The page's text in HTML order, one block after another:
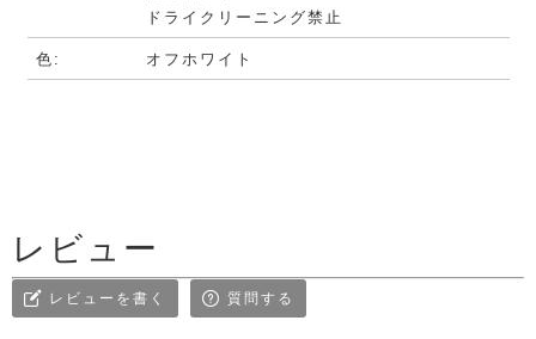
ドライクリーニング禁止
色: オフホワイト
レビュー
レビューを書く 質問する